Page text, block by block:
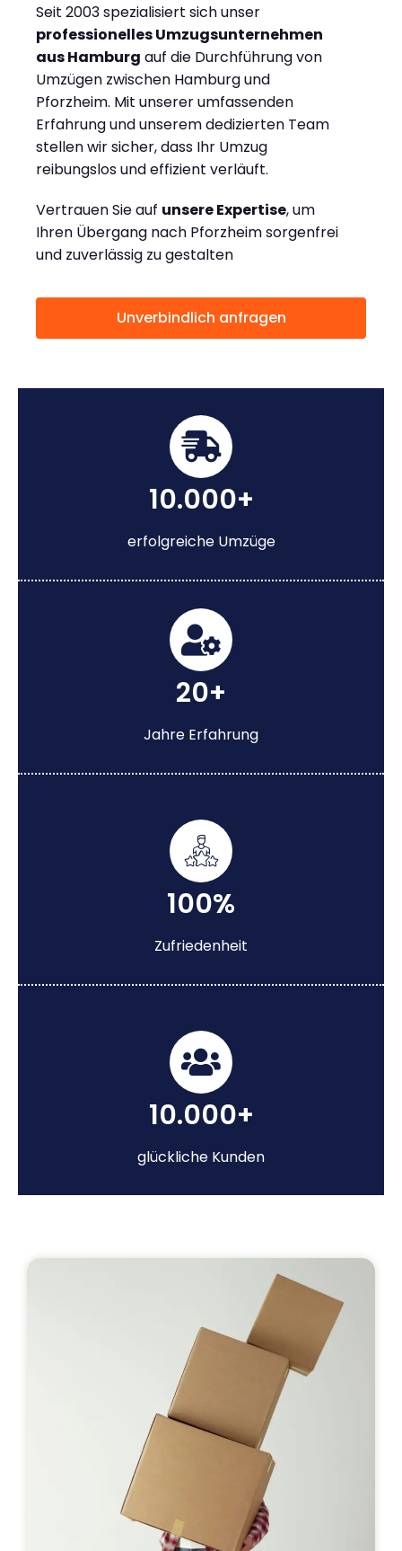
Seit 2003 spezialisiert sich unser
professionelles Umzugsunternehmen
aus Hamburg auf die Durchführung von
Umzügen zwischen Hamburg und
Pforzheim. Mit unserer umfassenden
Erfahrung und unserem dedizierten Team
stellen wir sicher, dass Ihr Umzug
reibungslos und effizient verläuft.
Vertrauen Sie auf unsere Expertise, um
Ihren Übergang nach Pforzheim sorgenfrei
und zuverlässig zu gestalten
Unverbindlich anfragen
10.000+
erfolgreiche Umzüge
20+
Jahre Erfahrung
100%
Zufriedenheit
10.000+
glückliche Kunden